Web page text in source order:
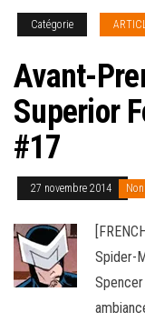
Catégorie
Avant-
Superior
#17
27 novembre 2014 Non
Spider-